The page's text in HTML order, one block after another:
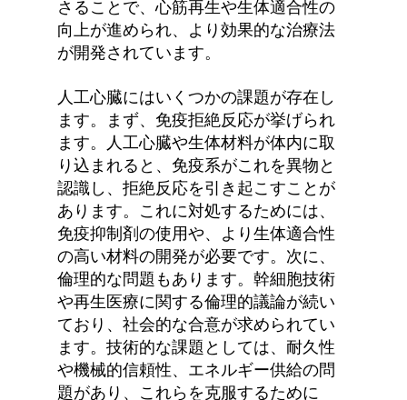
さることで、心筋再生や生体適合性の
向上が進められ、より効果的な治療法
が開発されています。
人工心臓にはいくつかの課題が存在し
ます。まず、免疫拒絶反応が挙げられ
ます。人工心臓や生体材料が体内に取
り込まれると、免疫系がこれを異物と
認識し、拒絶反応を引き起こすことが
あります。これに対処するためには、
免疫抑制剤の使用や、より生体適合性
の高い材料の開発が必要です。次に、
倫理的な問題もあります。幹細胞技術
や再生医療に関する倫理的議論が続い
ており、社会的な合意が求められてい
ます。技術的な課題としては、耐久性
や機械的信頼性、エネルギー供給の問
題があり、これらを克服するために